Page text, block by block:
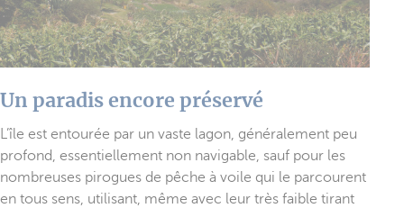
Un paradis encore préservé
L’île est entourée par un vaste lagon, généralement peu
profond, essentiellement non navigable, sauf pour les
nombreuses pirogues de pêche à voile qui le parcourent
en tous sens, utilisant, même avec leur très faible tirant